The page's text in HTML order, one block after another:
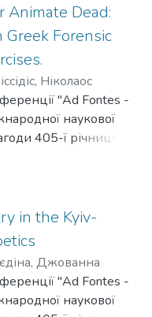
и "Traktat o
учебники для
[електронний
Корзо // "Ad Fontes
наукова
405-ї річниці
Могилянської
університет
Режим доступу:
– Дата
– Дата
Animate Dead:
Greek Forensic
Ніколаос
"Ad Fontes -
наукової
405-ї річниці
Могилянської
or Animate Dead:
Forensic Rhetorical
ресурс] /
// "Ad Fontes - До
наукова
405-ї річниці
in the Kyiv-
Джованна
"Ad Fontes -
наукової